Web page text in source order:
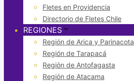
Fletes en Providencia
Directorio de Fletes Chile
REGIONES
Región de Arica y Parinacota
Región de Tarapacá
Región de Antofagasta
Región de Atacama